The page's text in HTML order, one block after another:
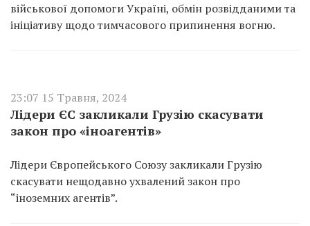
військової допомоги Україні, обмін розвідданими та
ініціативу щодо тимчасового припинення вогню.
23:07 15 Травня, 2024
Лідери ЄС закликали Грузію скасувати
закон про «іноагентів»
Лідери Європейського Союзу закликали Грузію
скасувати нещодавно ухвалений закон про
“іноземних агентів”.